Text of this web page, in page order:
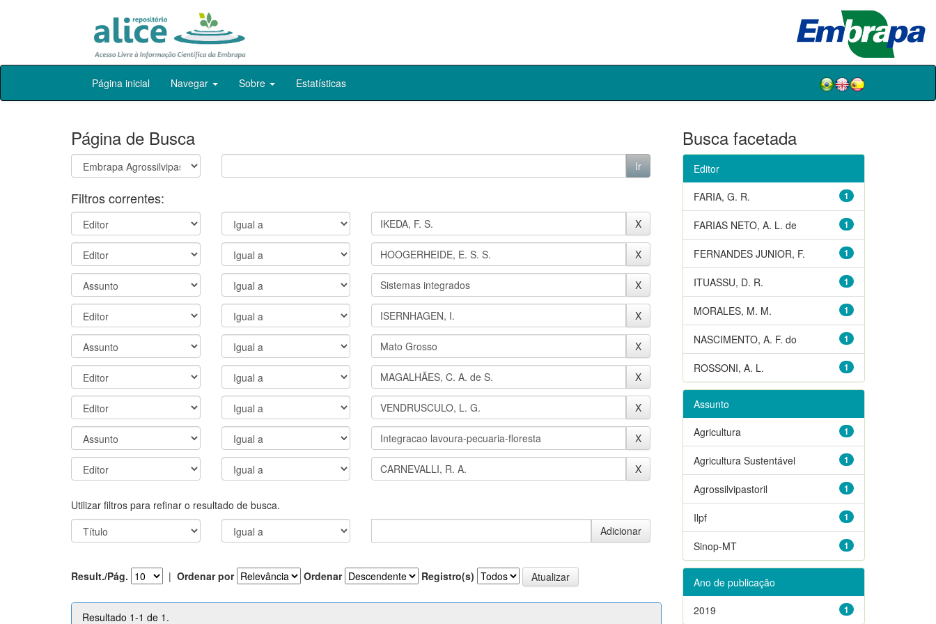
Skip
Página inicial Navegar Sobre Estatísticas
Página de Busca
Filtros correntes:
Utilizar filtros para refinar o resultado de busca.
Result./Pág. | Ordenar por Ordenar Registro(s)
Resultado 1-1 de 1.
Busca facetada
Editor
1
FARIA, G. R.
1
FARIAS NETO, A. L. de
1
FERNANDES JUNIOR, F.
1
ITUASSU, D. R.
1
MORALES, M. M.
1
NASCIMENTO, A. F. do
1
ROSSONI, A. L.
Assunto
1
Agricultura
1
Agricultura Sustentável
1
Agrossilvipastoril
1
Ilpf
1
Sinop-MT
Ano de publicação
1
2019